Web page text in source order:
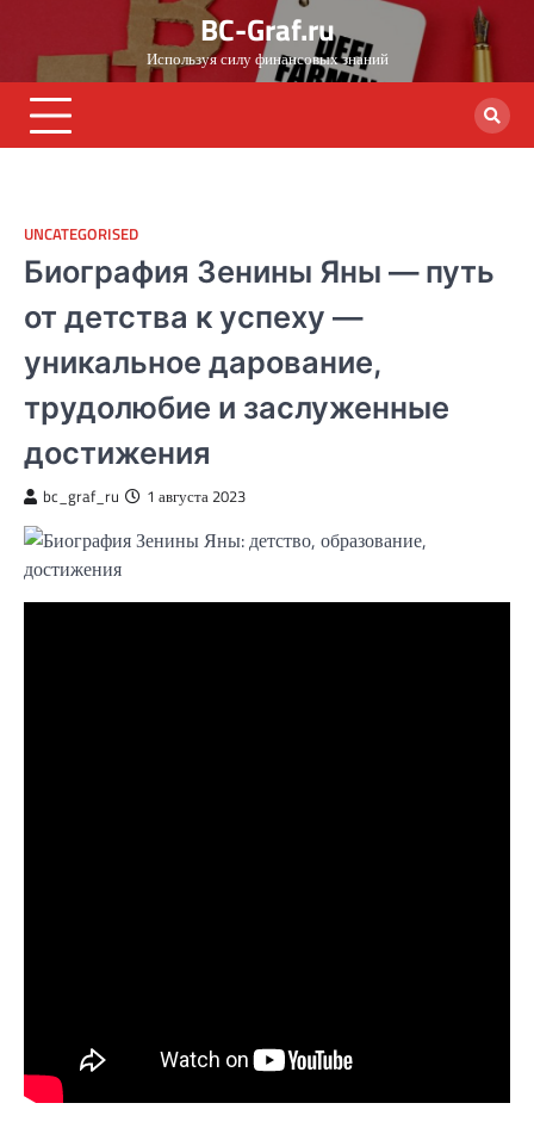
content
BC-Graf.ru
Используя силу финансовых знаний
UNCATEGORISED
Биография Зенины Яны — путь
от детства к успеху —
уникальное дарование,
трудолюбие и заслуженные
достижения
bc_graf_ru 1 августа 2023